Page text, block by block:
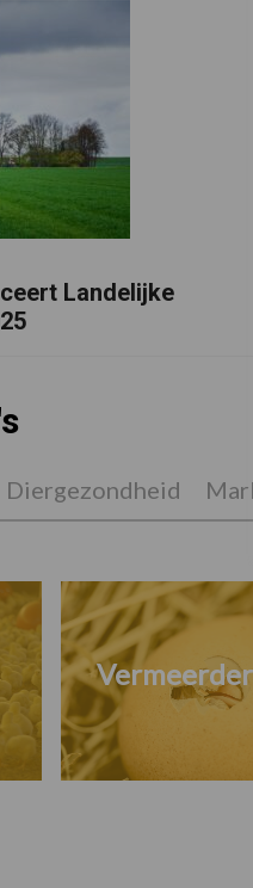
Landelijke
Diergezondheid